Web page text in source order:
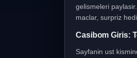
gelismeleri
maclar, surpriz
Casibom Giris:
Sayfanin ust